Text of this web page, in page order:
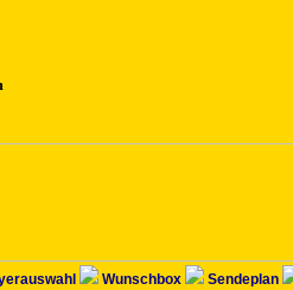
Wunschbox
Sendeplan